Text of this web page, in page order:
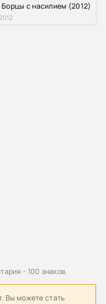
Борцы с насилием (2012)
- 100 знаков.
Вы можете стать